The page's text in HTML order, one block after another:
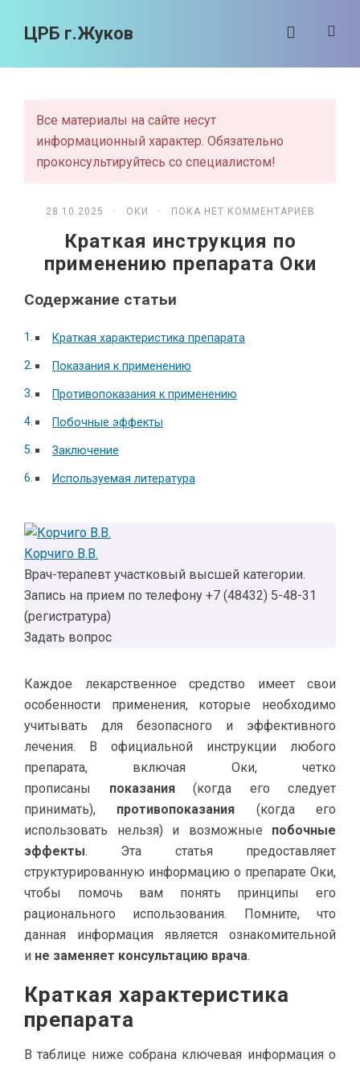
ЦРБ г.Жуков
Все материалы на сайте несут
информационный характер. Обязательно
проконсультируйтесь со специалистом!
28.10.2025 · ОКИ · ПОКА НЕТ КОММЕНТАРИЕВ
Краткая инструкция по
применению препарата Оки
Содержание статьи
Краткая характеристика препарата
Показания к применению
Противопоказания к применению
Побочные эффекты
Заключение
Используемая литература
Корчиго В.В.
Врач-терапевт участковый высшей категории.
Запись на прием по телефону +7 (48432) 5-48-31
(регистратура)
Задать вопрос
Каждое лекарственное средство имеет свои
особенности применения, которые необходимо
учитывать для безопасного и эффективного
лечения. В официальной инструкции любого
препарата, включая Оки, четко
прописаны показания(когда его следует
принимать), противопоказания (когда его
использовать нельзя) и возможные побочные
эффекты. Эта статья предоставляет
структурированную информацию о препарате Оки,
чтобы помочь вам понять принципы его
рационального использования. Помните, что
данная информация является ознакомительной
и не заменяет консультацию врача.
Краткая характеристика
препарата
В таблице ниже собрана ключевая информация о